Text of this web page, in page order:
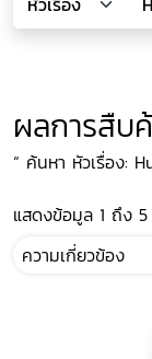
ผลการสืบ
“ ค้นหา หัวเรื่อง:
แสดงข้อมูล 1 ถึง